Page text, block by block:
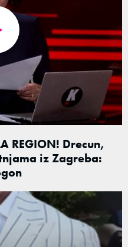
REGION! Drecun,
iz Zagreba: